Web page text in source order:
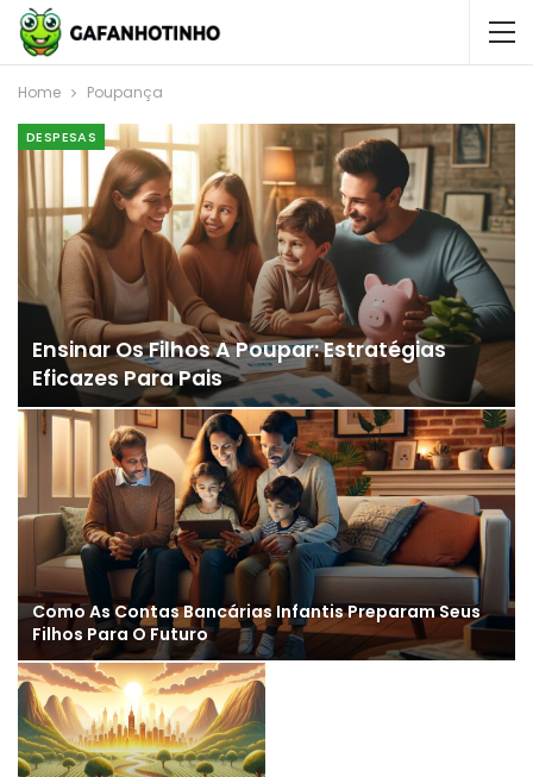
Home Poupança
DESPESAS
Ensinar Os Filhos A Poupar: Estratégias
Eficazes Para Pais
Como As Contas Bancárias Infantis Preparam Seus
Filhos Para O Futuro